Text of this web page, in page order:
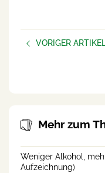
VORIGER
Mehr zum
Weniger Alkohol,
Aufzeichnung)